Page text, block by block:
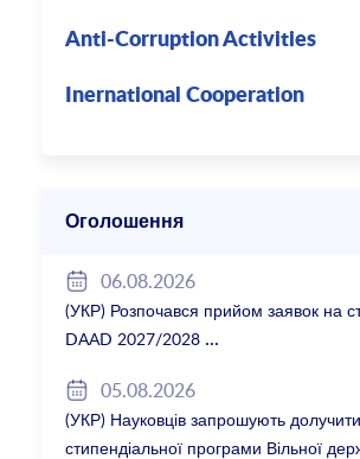
Anti-Corruption Activities
Inernational Cooperation
Оголошення
06.08.2026
(УКР) Розпочався прийом заявок на
DAAD 2027/2028
05.08.2026
(УКР) Науковців запрошують
стипендіальної програми Вільної